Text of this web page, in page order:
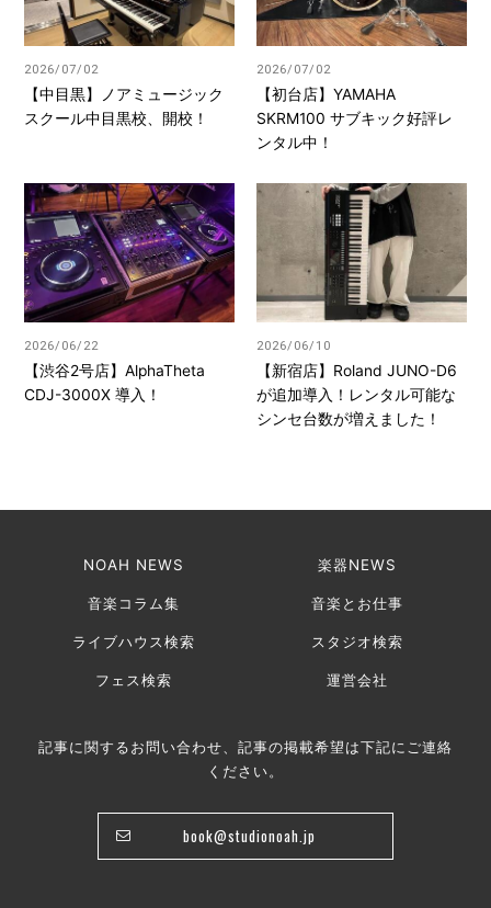
2026/07/02
【中目黒】ノアミュージック
スクール中目黒校、開校！
2026/07/02
【初台店】YAMAHA
SKRM100 サブキック好評レ
ンタル中！
2026/06/22
【渋谷2号店】AlphaTheta
CDJ-3000X 導入！
2026/06/10
【新宿店】Roland JUNO-D6
が追加導入！レンタル可能な
シンセ台数が増えました！
NOAH NEWS 楽器NEWS
音楽コラム集 音楽とお仕事
ライブハウス検索 スタジオ検索
フェス検索 運営会社
記事に関するお問い合わせ、記事の掲載希望は下記にご連絡
ください。
book@studionoah.jp